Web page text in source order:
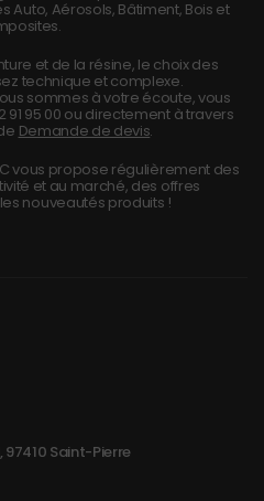
Auto, Aérosols, Bâtiment, Bois et
et de la résine, le choix des
technique et complexe.
sommes à votre écoute, vous
91 95 00 ou directement à travers
Demande de devis.
vous propose régulièrement des
et au marché, des offres
nouveautés produits !
97410 Saint-Pierre